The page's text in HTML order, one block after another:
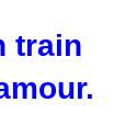
train